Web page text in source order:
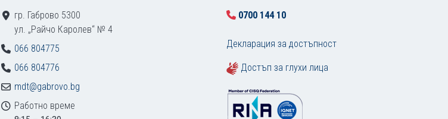
гр. Габрово 5300
ул. „Райчо Каролев“ № 4
066 804775
066 804776
mdt@gabrovo.bg
Работно време
0700 144 10
Декларация за достъпност
Достъп за глухи лица